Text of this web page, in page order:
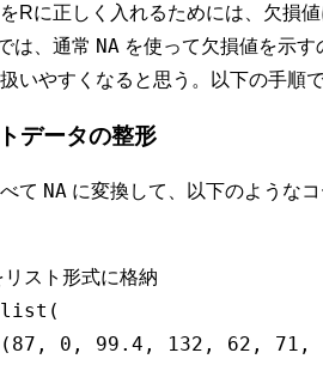
Rに正しく入れるためには、欠損
は、通常 NA を使って欠損値を示
いやすくなると思う。以下の手順
データの整形
て NA に変換して、以下のような
スト形式に格納
list(
0, 99.4, 132, 62,